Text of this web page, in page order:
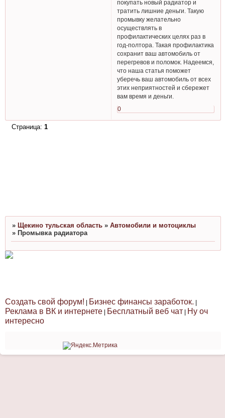
покупать новый радиатор и
тратить лишние деньги. Такую
промывку желательно
осуществлять в
профилактических целях раз в
год-полтора. Такая профилактика
сохранит ваш автомобиль от
перегревов и поломок. Надеемся,
что наша статья поможет
уберечь ваш автомобиль от всех
этих неприятностей и сбережет
вам время и деньги.
0
Страница: 1
» Щекино тульская область » Автомобили и мотоциклы
» Промывка радиатора
Создать свой форум! Бизнес финансы заработок.
Реклама в ВК и интернете Бесплатный веб чат Ну оч
интересно